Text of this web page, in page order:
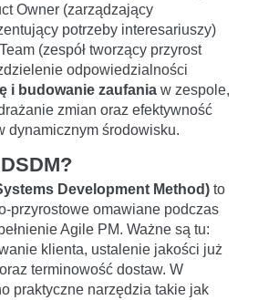
Owner (zarządzający
potrzeby interesariuszy)
(zespół tworzący przyrost
odpowiedzialności
i budowanie zaufania w zespole,
zmian oraz efektywność
dynamicznym środowisku.
Development Method) to
przyrostowe omawiane podczas
Agile PM. Ważne są tu:
klienta, ustalenie jakości już
terminowość dostaw. W
praktyczne narzędzia takie jak